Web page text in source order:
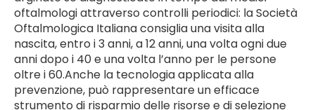
oftalmologi attraverso controlli periodici: la Società
Oftalmologica Italiana consiglia una visita alla
nascita, entro i 3 anni, a 12 anni, una volta ogni due
anni dopo i 40 e una volta l’anno per le persone
oltre i 60.Anche la tecnologia applicata alla
prevenzione, può rappresentare un efficace
strumento di risparmio delle risorse e di selezione